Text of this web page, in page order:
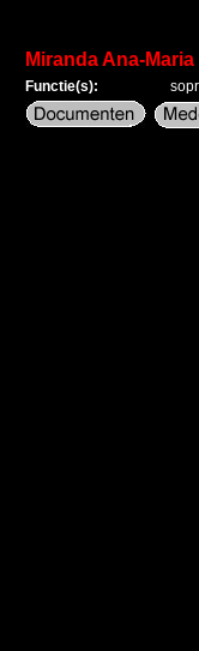
Miranda Ana-Maria
Functie(s):